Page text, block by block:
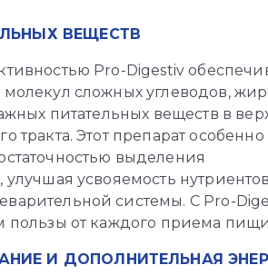
ВЕЩЕСТВ
Pro-Digestiv
сложных углеводов,
питательных веществ в
тракта. Этот препарат особенно
выделения
усвояемость
системы. С Pro-
пользы от каждого приема
И ДОПОЛНИТЕЛЬНАЯ